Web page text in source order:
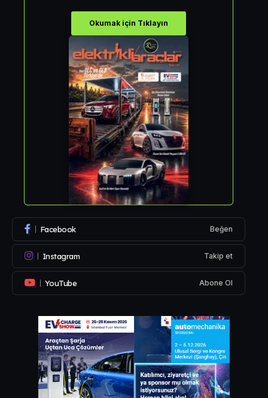
Okumak için Tıklayın
Facebook Beğen
Instagram Takip et
YouTube Abone Ol